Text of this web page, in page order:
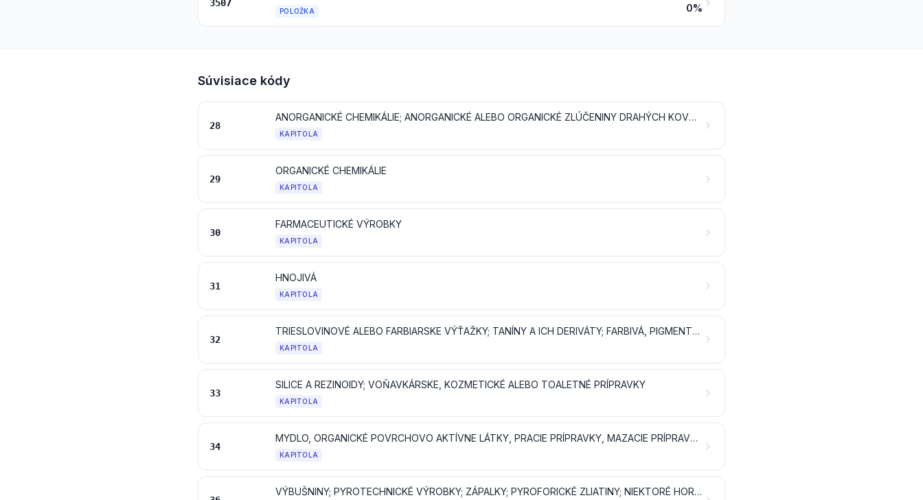
3507
POLOŽKA 0%
Súvisiace kódy
28
ANORGANICKÉ CHEMIKÁLIE; ANORGANICKÉ ALEBO ORGANICKÉ ZLÚČENINY DRAHÝCH KOVOV, KOVOV VZÁCNYCH ZEMÍN, RÁDIOAKTÍVNYCH PRVKOV ALEBO IZOTOPOV
KAPITOLA
29
ORGANICKÉ CHEMIKÁLIE
KAPITOLA
30
FARMACEUTICKÉ VÝROBKY
KAPITOLA
31
HNOJIVÁ
KAPITOLA
32
TRIESLOVINOVÉ ALEBO FARBIARSKE VÝŤAŽKY; TANÍNY A ICH DERIVÁTY; FARBIVÁ, PIGMENTY A OSTATNÉ FARBIACE LÁTKY; NÁTEROVÉ FARBY A LAKY; TMELY; ATRAMENTY
KAPITOLA
33
SILICE A REZINOIDY; VOŇAVKÁRSKE, KOZMETICKÉ ALEBO TOALETNÉ PRÍPRAVKY
KAPITOLA
34
MYDLO, ORGANICKÉ POVRCHOVO AKTÍVNE LÁTKY, PRACIE PRÍPRAVKY, MAZACIE PRÍPRAVKY, UMELÉ VOSKY, PRIPRAVENÉ VOSKY, LEŠTIACE ALEBO ČISTIACE PRÍPRAVKY, SVIEČKY A PODOBNÉ VÝROBKY, MODELOVACIE PASTY, ZUBNÉ VOSKY A ZUBNÉ PRÍPRAVKY NA ZÁKLADE SADRY
KAPITOLA
VÝBUŠNINY; PYROTECHNICKÉ VÝROBKY; ZÁPALKY; PYROFORICKÉ ZLIATINY; NIEKTORÉ HORĽAVÉ PRÍPRAVKY